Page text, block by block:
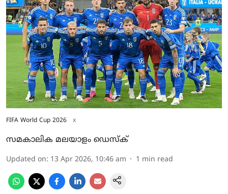
FIFA World Cup 2026 x
സമകാലിക മലയാളം ഡെസ്ക്
Updated on: 13 Apr 2026, 10:46 am 1 min read